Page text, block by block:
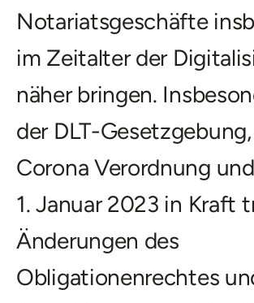
Notariatsgeschäfte
im Zeitalter der
näher bringen.
der DLT-
Corona Verordnung
1. Januar 2023 in Kraft
Änderungen des
Obligationenrechtes